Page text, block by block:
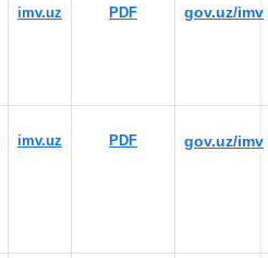
imv.uz PDF gov.uz/imv
imv.uz PDF gov.uz/imv